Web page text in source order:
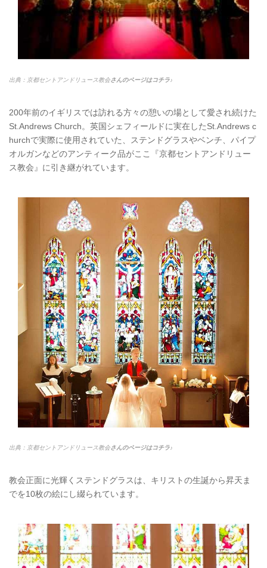
出典：京都セントアンドリュース教会さんのページはコチラ♪
200年前のイギリスでは訪れる方々の憩いの場として愛され続けた
St.Andrews Church。英国シェフィールドに実在したSt.Andrews c
hurchで実際に使用されていた、ステンドグラスやベンチ、パイプ
オルガンなどのアンティーク品がここ『京都セントアンドリュー
ス教会』に引き継がれています。
出典：京都セントアンドリュース教会さんのページはコチラ♪
教会正面に光輝くステンドグラスは、キリストの生誕から昇天ま
でを10枚の絵にし綴られています。